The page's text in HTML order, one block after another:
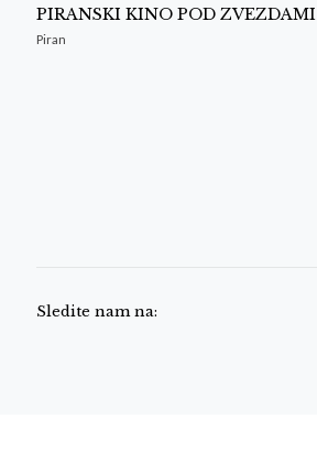
PIRANSKI KINO POD ZVEZDAMI
Piran
Sledite nam na: